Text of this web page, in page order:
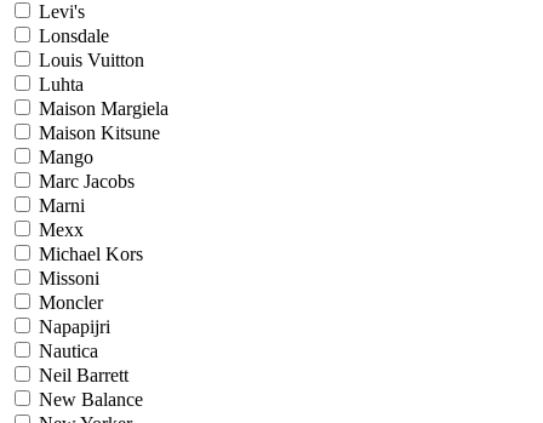
Levi's
Lonsdale
Louis Vuitton
Luhta
Maison Margiela
Maison Kitsune
Mango
Marc Jacobs
Marni
Mexx
Michael Kors
Missoni
Moncler
Napapijri
Nautica
Neil Barrett
New Balance